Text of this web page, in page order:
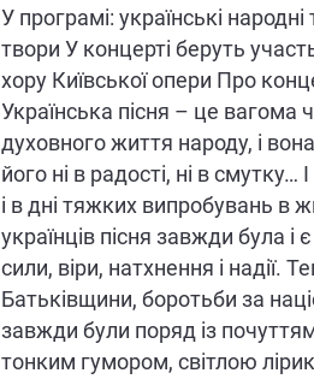
У програмі: українські народні
твори У концерті беруть
хору Київської опери Про
Українська пісня – це вагома
духовного життя народу, і
його ні в радості, ні в смутку…
і в дні тяжких випробувань в
українців пісня завжди була
сили, віри, натхнення і надії.
Батьківщини, боротьби за
завжди були поряд із
тонким гумором, світлою